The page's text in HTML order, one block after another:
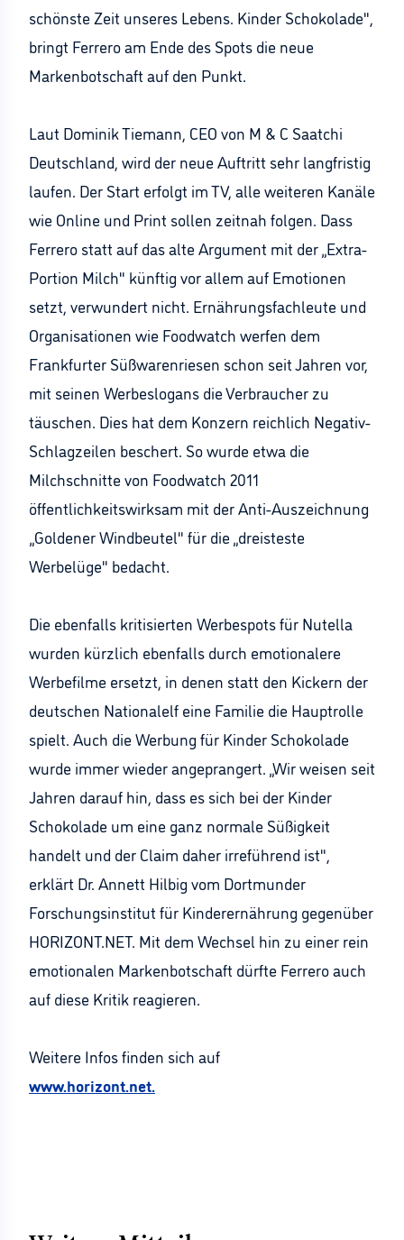
schönste Zeit unseres Lebens. Kinder Schokolade",
bringt Ferrero am Ende des Spots die neue
Markenbotschaft auf den Punkt.
Laut Dominik Tiemann, CEO von M & C Saatchi
Deutschland, wird der neue Auftritt sehr langfristig
laufen. Der Start erfolgt im TV, alle weiteren Kanäle
wie Online und Print sollen zeitnah folgen. Dass
Ferrero statt auf das alte Argument mit der „Extra-
Portion Milch" künftig vor allem auf Emotionen
setzt, verwundert nicht. Ernährungsfachleute und
Organisationen wie Foodwatch werfen dem
Frankfurter Süßwarenriesen schon seit Jahren vor,
mit seinen Werbeslogans die Verbraucher zu
täuschen. Dies hat dem Konzern reichlich Negativ-
Schlagzeilen beschert. So wurde etwa die
Milchschnitte von Foodwatch 2011
öffentlichkeitswirksam mit der Anti-Auszeichnung
„Goldener Windbeutel" für die „dreisteste
Werbelüge" bedacht.
Die ebenfalls kritisierten Werbespots für Nutella
wurden kürzlich ebenfalls durch emotionalere
Werbefilme ersetzt, in denen statt den Kickern der
deutschen Nationalelf eine Familie die Hauptrolle
spielt. Auch die Werbung für Kinder Schokolade
wurde immer wieder angeprangert. „Wir weisen seit
Jahren darauf hin, dass es sich bei der Kinder
Schokolade um eine ganz normale Süßigkeit
handelt und der Claim daher irreführend ist",
erklärt Dr. Annett Hilbig vom Dortmunder
Forschungsinstitut für Kinderernährung gegenüber
HORIZONT.NET. Mit dem Wechsel hin zu einer rein
emotionalen Markenbotschaft dürfte Ferrero auch
auf diese Kritik reagieren.
Weitere Infos finden sich auf
www.horizont.net.